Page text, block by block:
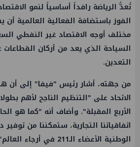
تُعدُّ الرياضة رافداً أساسياً لنمو
الفوز باستضافة الفعالية العالمية
مختلف أوجه الاقتصاد غير النفطي
السياحة الذي يعد من أركان القطاعات
التعدين.
من جهته، أشار رئيس "فيفا" إلى أن
الاتحاد على "التنظيم الناجح لأهم
الأربع المقبلة". وأضاف أنه "كما هو
اتفاقياتنا التجارية، ستمكننا من توفير
الوطنية الأعضاء الـ211 في أرجاء العالم".